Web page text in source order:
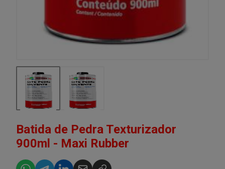
Batida de Pedra Texturizador
900ml - Maxi Rubber